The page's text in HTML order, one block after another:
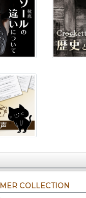
COLLECTION